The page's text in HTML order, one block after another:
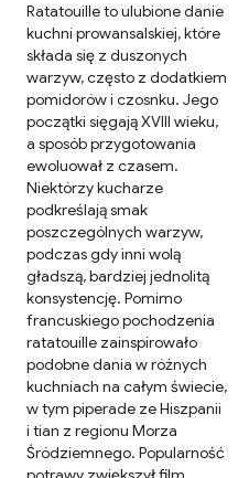
Ratatouille to ulubione danie
kuchni prowansalskiej, które
składa się z duszonych
warzyw, często z dodatkiem
pomidorów i czosnku. Jego
początki sięgają XVIII wieku,
a sposób przygotowania
ewoluował z czasem.
Niektórzy kucharze
podkreślają smak
poszczególnych warzyw,
podczas gdy inni wolą
gładszą, bardziej jednolitą
konsystencję. Pomimo
francuskiego pochodzenia
ratatouille zainspirowało
podobne dania w różnych
kuchniach na całym świecie,
w tym piperade ze Hiszpanii
i tian z regionu Morza
Śródziemnego. Popularność